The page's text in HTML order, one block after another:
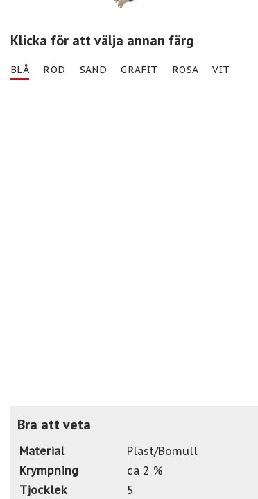
Klicka för att välja annan färg
BLÅ RÖD SAND GRAFIT ROSA VIT
Bra att veta
Material
Plast/Bomull
Krympning
ca 2 %
Tjocklek
5